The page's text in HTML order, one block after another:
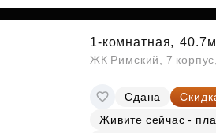
Субсидии
1-комнатная,
ЖК Римский, 7
Сдана
Живите сейчас -